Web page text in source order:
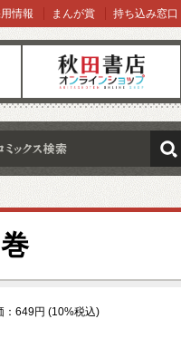
オンラインショップ
情報 まんが賞 持ち込み窓口
検索
：649円 (10%税込)